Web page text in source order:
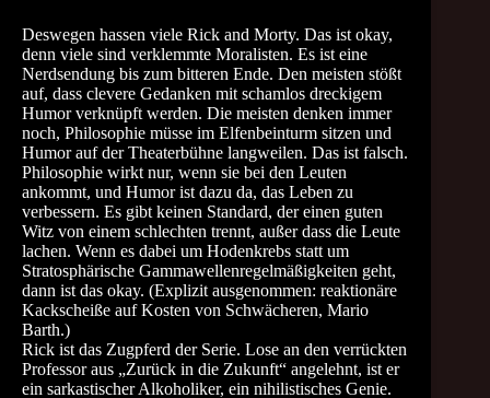
Deswegen hassen viele Rick and Morty. Das ist okay,
denn viele sind verklemmte Moralisten. Es ist eine
Nerdsendung bis zum bitteren Ende. Den meisten stößt
auf, dass clevere Gedanken mit schamlos dreckigem
Humor verknüpft werden. Die meisten denken immer
noch, Philosophie müsse im Elfenbeinturm sitzen und
Humor auf der Theaterbühne langweilen. Das ist falsch.
Philosophie wirkt nur, wenn sie bei den Leuten
ankommt, und Humor ist dazu da, das Leben zu
verbessern. Es gibt keinen Standard, der einen guten
Witz von einem schlechten trennt, außer dass die Leute
lachen. Wenn es dabei um Hodenkrebs statt um
Stratosphärische Gammawellenregelmäßigkeiten geht,
dann ist das okay. (Explizit ausgenommen: reaktionäre
Kackscheiße auf Kosten von Schwächeren, Mario
Barth.)
Rick ist das Zugpferd der Serie. Lose an den verrückten
Professor aus „Zurück in die Zukunft“ angelehnt, ist er
ein sarkastischer Alkoholiker, ein nihilistisches Genie.